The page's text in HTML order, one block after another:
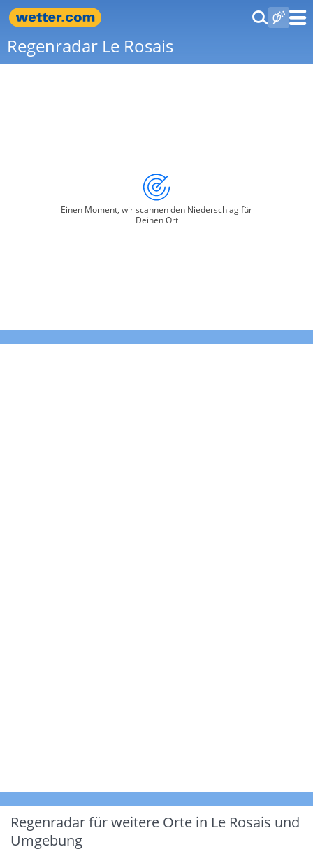
Regenradar Le Rosais
Einen Moment, wir scannen den Niederschlag für
Deinen Ort
Regenradar für weitere Orte in Le Rosais und
Umgebung